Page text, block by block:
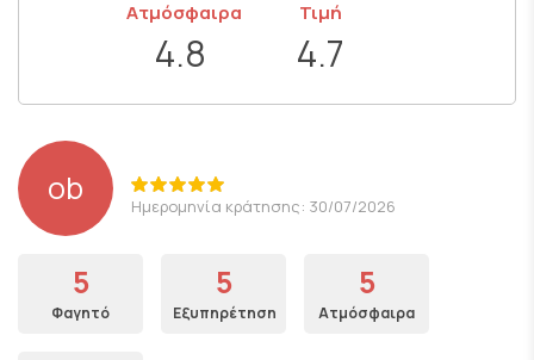
Ατμόσφαιρα
4.8
Τιμή
4.7
ob Ημερομηνία κράτησης: 30/07/2026
5
Φαγητό
5
Εξυπηρέτηση
5
Ατμόσφαιρα